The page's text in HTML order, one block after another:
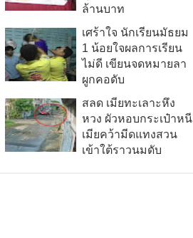
ล้านบาท
เศร้าใจ นักเรียนมัธยม
1 น้อยใจผลการเรียน
ไม่ดี เขียนจดหมายลา
ผูกคอดับ
สลด เมียทะเลาะหึง
หวง ผัวหอบกระเป๋าหนี
เมียคว้ามีดแทงสวน
เข้าใต้ราวนมดับ